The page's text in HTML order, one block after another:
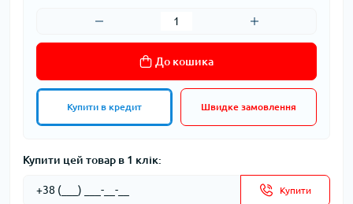
До кошика
Купити в кредит Швидке замовлення
Купити цей товар в 1 клік:
Купити